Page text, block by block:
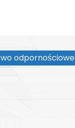
odpornościowe